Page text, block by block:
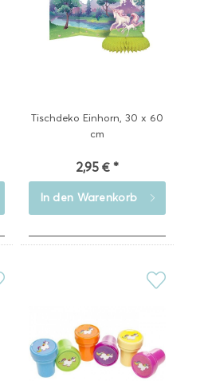
Tischdeko Einhorn, 30 x 60
cm
2,95 € *
In den Warenkorb